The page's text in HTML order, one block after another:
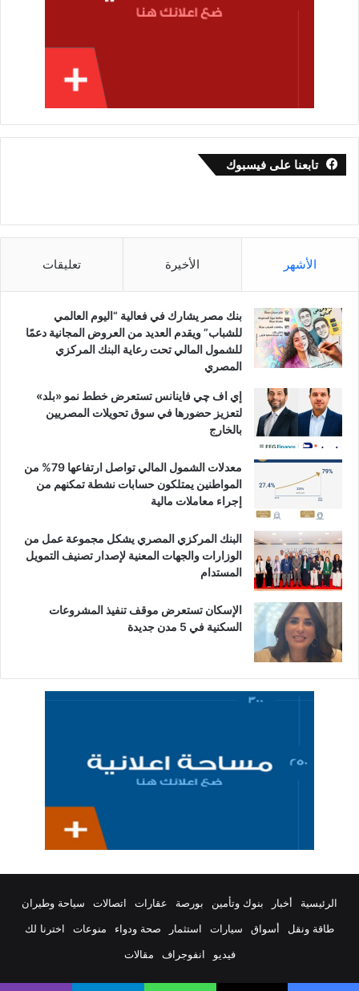
تابعنا على فيسبوك
الأشهر الأخيرة تعليقات
بنك مصر يشارك في فعالية “اليوم العالمي
للشباب” ويقدم العديد من العروض المجانية دعمًا
للشمول المالي تحت رعاية البنك المركزي
المصري
إي اف چي فاينانس تستعرض خطط نمو «بلد»
لتعزيز حضورها في سوق تحويلات المصريين
بالخارج
معدلات الشمول المالي تواصل ارتفاعها 79% من
المواطنين يمتلكون حسابات نشطة تمكنهم من
إجراء معاملات مالية
البنك المركزي المصري يشكل مجموعة عمل من
الوزارات والجهات المعنية لإصدار تصنيف التمويل
المستدام
الإسكان تستعرض موقف تنفيذ المشروعات
السكنية في 5 مدن جديدة
الرئيسية أخبار بنوك وتأمين بورصة عقارات اتصالات
سياحة وطيران
طاقة ونقل
أسواق سيارات استثمار صحة ودواء منوعات
اخترنا لك
فيديو
انفوجراف مقالات